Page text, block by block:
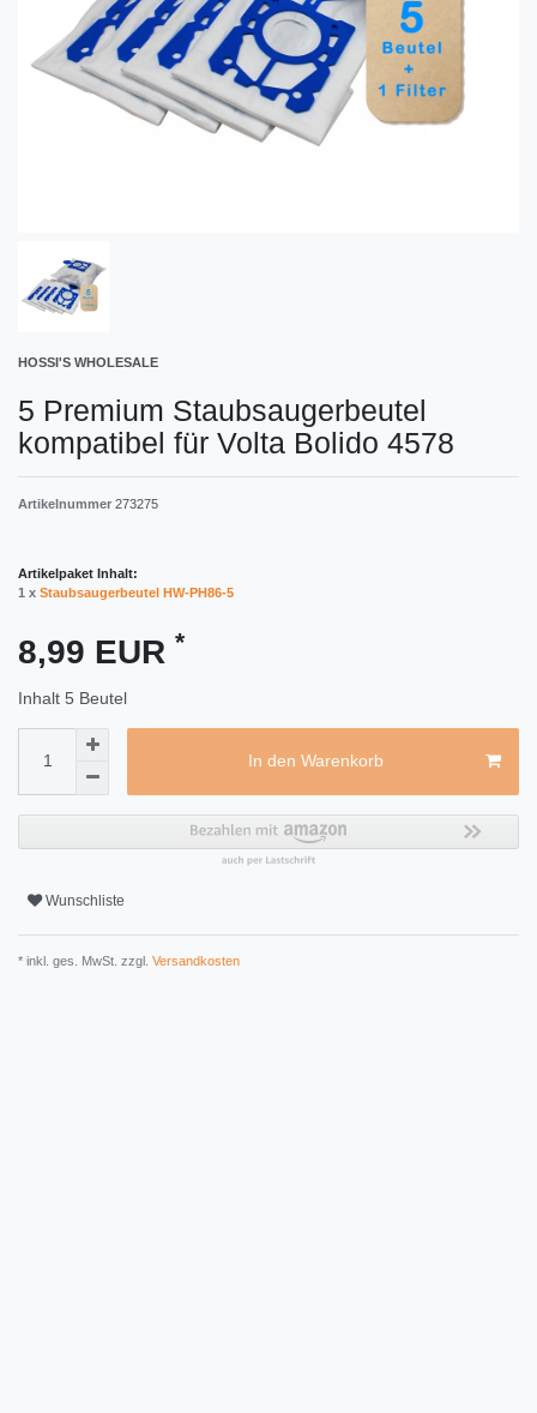
HOSSI'S WHOLESALE
5 Premium Staubsaugerbeutel
kompatibel für Volta Bolido 4578
Artikelnummer 273275
Artikelpaket Inhalt:
1 x Staubsaugerbeutel HW-PH86-5
8,99 EUR *
Inhalt 5 Beutel
In den Warenkorb
Wunschliste
* inkl. ges. MwSt. zzgl. Versandkosten